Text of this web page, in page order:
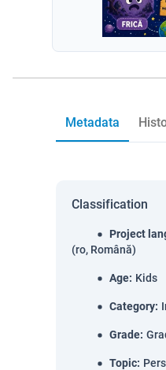
Metadata
Classification
Project
(ro, Română)
Age: Kids
Category:
Grade:
Topic: